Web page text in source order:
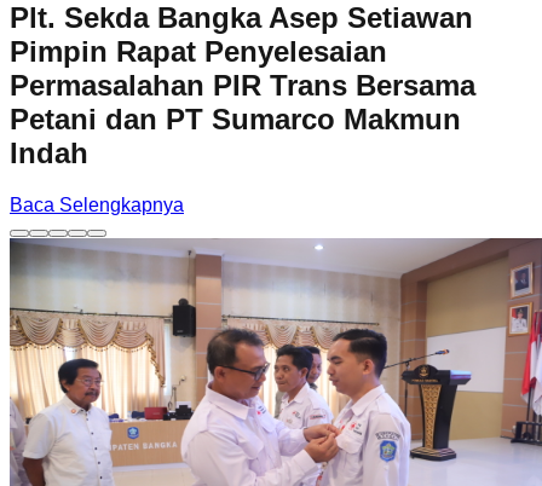
Plt. Sekda Bangka Asep Setiawan
Pimpin Rapat Penyelesaian
Permasalahan PIR Trans Bersama
Petani dan PT Sumarco Makmun
Indah
Baca Selengkapnya